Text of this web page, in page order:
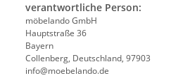
verantwortliche Person:
möbelando GmbH
Hauptstraße 36
Bayern
Collenberg, Deutschland, 97903
info@moebelando.de